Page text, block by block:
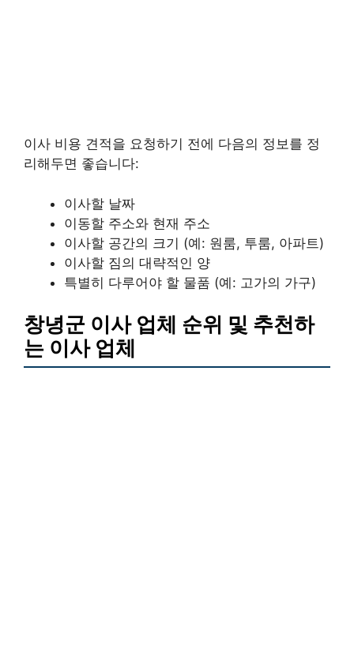
이사 비용 견적을 요청하기 전에 다음의 정보를 정
리해두면 좋습니다:
이사할 날짜
이동할 주소와 현재 주소
이사할 공간의 크기 (예: 원룸, 투룸, 아파트)
이사할 짐의 대략적인 양
특별히 다루어야 할 물품 (예: 고가의 가구)
창녕군 이사 업체 순위 및 추천하
는 이사 업체